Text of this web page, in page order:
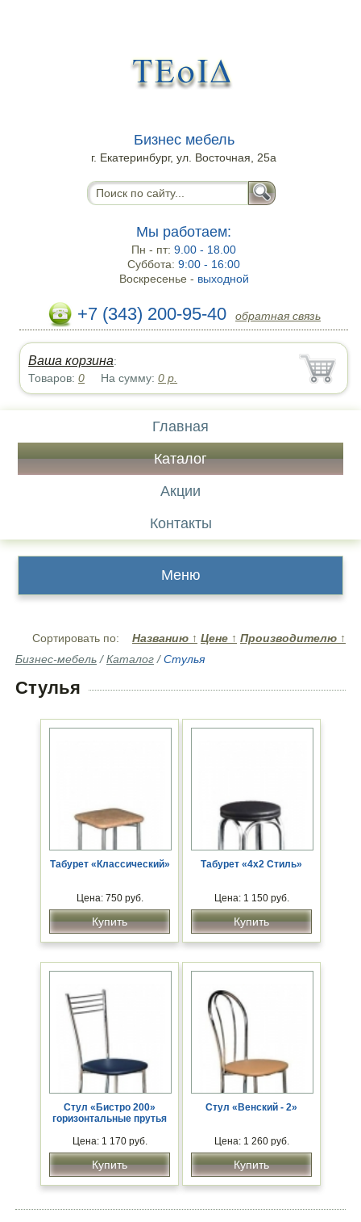
Бизнес мебель
г. Екатеринбург, ул. Восточная, 25а
Мы работаем:
Пн - пт:9.00 - 18.00
Суббота:9:00 - 16:00
Воскресенье - выходной
+7 (343) 200-95-40 обратная связь
Ваша корзина:
Товаров:0 На сумму:0 р.
Главная
Каталог
Акции
Контакты
Меню
Сортировать по: Названию ↑ Цене ↑ Производителю ↑
Бизнес-мебель /Каталог /Стулья
Стулья
Табурет «Классический»
Цена: 750 руб.
Купить
Табурет «4x2 Стиль»
Цена: 1 150 руб.
Купить
Стул «Бистро 200»
горизонтальные прутья
Цена: 1 170 руб.
Купить
Стул «Венский - 2»
Цена: 1 260 руб.
Купить